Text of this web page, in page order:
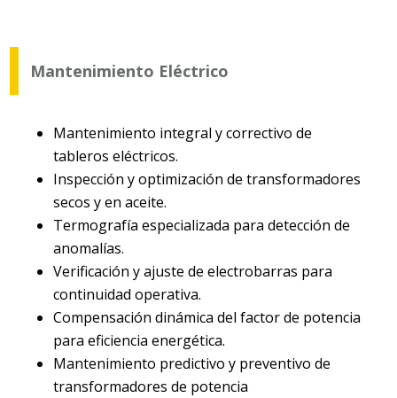
Mantenimiento Eléctrico
Mantenimiento integral ycorrectivo de
tableros eléctricos.
Inspección y optimización de transformadores
secos y en aceite.
Termografía especializada para detección de
anomalías.
Verificación y ajuste de electrobarras para
continuidad operativa.
Compensación dinámica del factor de potencia
para eficiencia energética.
Mantenimiento predictivo y preventivo de
transformadores de potencia